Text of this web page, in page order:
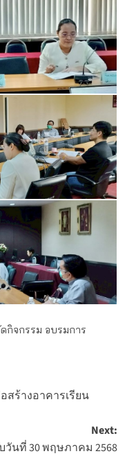
กิจกรรม อบรมการ
สร้างอาคารเรียน
Next:
บวันที่ 30 พฤษภาคม 2568